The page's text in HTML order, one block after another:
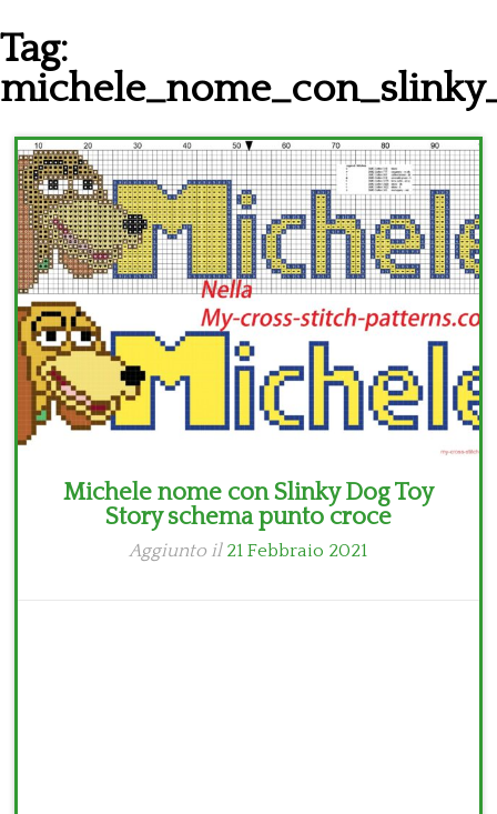
Ultimi schemi
Alfabeto
Bambini
Disney
Thun
Tag:
Michele nome con Slinky Dog Toy
Story schema punto croce
Aggiunto il 21 Febbraio 2021